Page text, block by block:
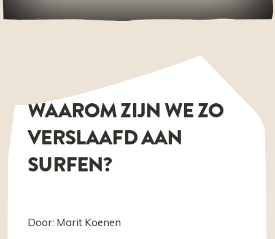
WAAROM ZIJN WE ZO
VERSLAAFD AAN
SURFEN?
Door: Marit Koenen